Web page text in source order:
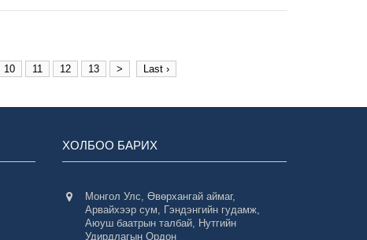
10 11 12 13 > Last ›
ХОЛБОО БАРИХ
Монгол Улс, Өвөрхангай аймаг,
Арвайхээр сум, Гэндэнгийн гудамж,
Аюуш баатрын талбай, Нутгийн
Удирдлагын Ордон